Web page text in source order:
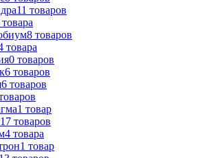
11 товаров
товара
8 товаров
товара
0 товаров
6 товаров
6 товаров
1 товар
17 товаров
4 товара
1 товар